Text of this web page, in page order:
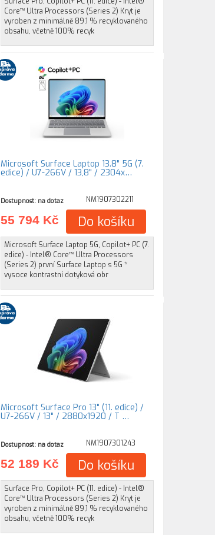
Core™ Ultra Processors (Series 2) Kryt je
vyroben z minimálně 89,1 % recyklovaného
obsahu, včetně 100% recyk
Microsoft Surface Laptop 13.8" 5G (7.
edice) / U7-266V / 13,8" / 2304x…
Dostupnost: na dotaz NM1907302211
55 794 Kč Do košíku
Microsoft Surface Laptop 5G, Copilot+ PC (7.
edice) - Intel® Core™ Ultra Processors
(Series 2) první Surface Laptop s 5G *
vysoce kontrastní dotyková obr
Microsoft Surface Pro 13" (11. edice) /
U7-266V / 13" / 2880x1920 / T …
Dostupnost: na dotaz NM1907301243
52 189 Kč Do košíku
Surface Pro, Copilot+ PC (11. edice) - Intel®
Core™ Ultra Processors (Series 2) Kryt je
vyroben z minimálně 89,1 % recyklovaného
obsahu, včetně 100% recyk